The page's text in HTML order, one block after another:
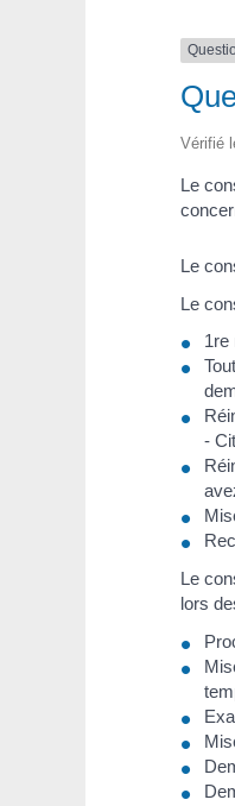
Vérifié
Le
Le
Le
1re
-
Le
lors